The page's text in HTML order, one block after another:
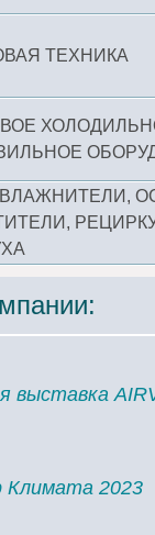
ТЕХНИКА
выставка
2023